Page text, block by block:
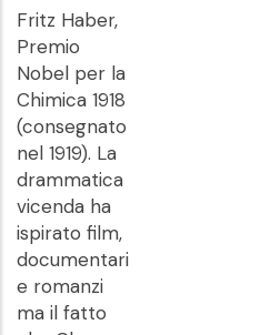
Fritz Haber,
Premio
Nobel per la
Chimica 1918
(consegnato
nel 1919). La
drammatica
vicenda ha
ispirato film,
documentari
e romanzi
ma il fatto